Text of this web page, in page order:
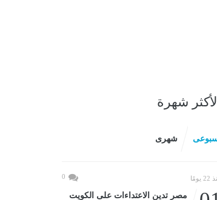
شهرة
شهرى
0
مصر تدين الاعتداءات على الكويت